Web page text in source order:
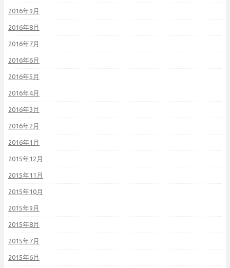
2016年9月
2016年8月
2016年7月
2016年6月
2016年5月
2016年4月
2016年3月
2016年2月
2016年1月
2015年12月
2015年11月
2015年10月
2015年9月
2015年8月
2015年7月
2015年6月